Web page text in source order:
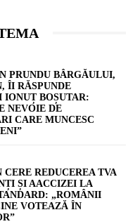
PRUNDU BÂRGĂULUI,
ÎI RĂSPUNDE
IONUȚ BOȘUTAR:
NEVOIE DE
CARE MUNCESC
CERE REDUCEREA TVA
ȘI AACCIZEI LA
„ROMÂNII
VOTEAZĂ ÎN